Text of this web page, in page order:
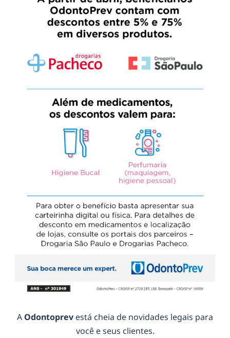
A Odontoprev está cheia de novidades legais para
você e seus clientes.